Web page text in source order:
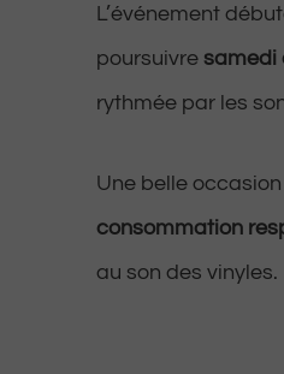
L’événement
poursuivre samedi
rythmée par les
Une belle
consommation
au son des vinyles.